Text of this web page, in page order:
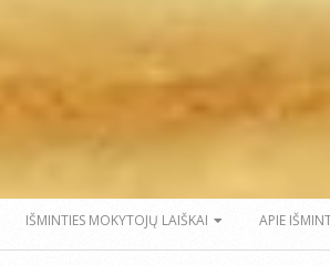
IŠMINTIES MOKYTOJŲ LAIŠKAI APIE